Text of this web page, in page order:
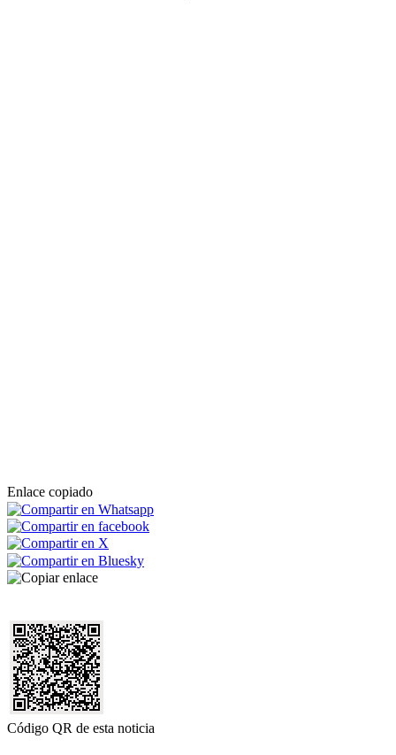
Enlace copiado
Código QR de esta noticia